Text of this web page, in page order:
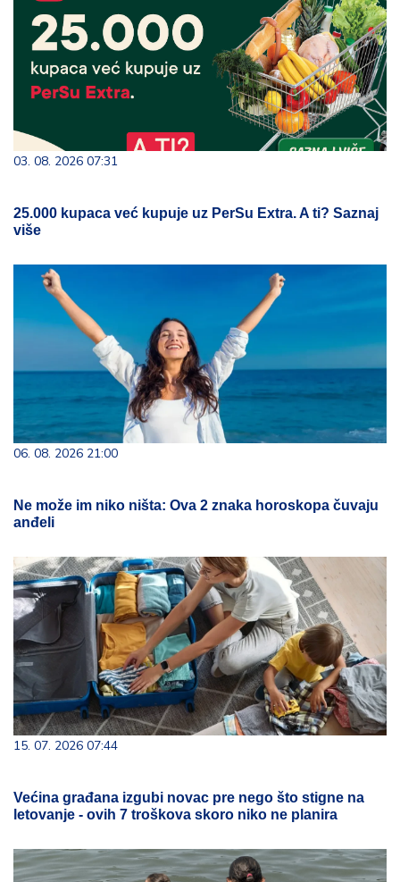
03. 08. 2026 07:31
25.000 kupaca već kupuje uz PerSu Extra. A ti? Saznaj
više
06. 08. 2026 21:00
Ne može im niko ništa: Ova 2 znaka horoskopa čuvaju
anđeli
15. 07. 2026 07:44
Većina građana izgubi novac pre nego što stigne na
letovanje - ovih 7 troškova skoro niko ne planira